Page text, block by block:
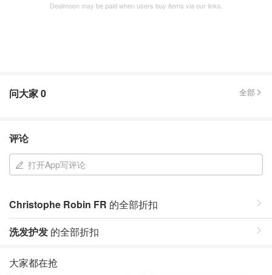
Dealmoon may be paid when users buy items via our links.
问大家0 全部
评论
打开App写评论
Christophe Robin FR 的全部折扣
洗发护发 的全部折扣
大家都在抢